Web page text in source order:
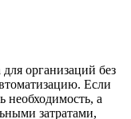
организаций без
Если
необходимость, а
затратами,